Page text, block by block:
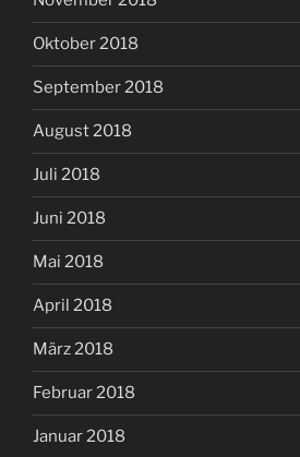
Oktober 2018
September 2018
August 2018
Juli 2018
Juni 2018
Mai 2018
April 2018
März 2018
Februar 2018
Januar 2018